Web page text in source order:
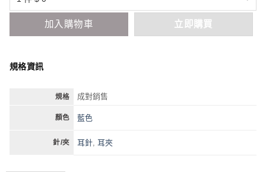
加入購物車 立即購買
規格資訊
規格 成對銷售
顏色 藍色
針/夾 耳針 耳夾